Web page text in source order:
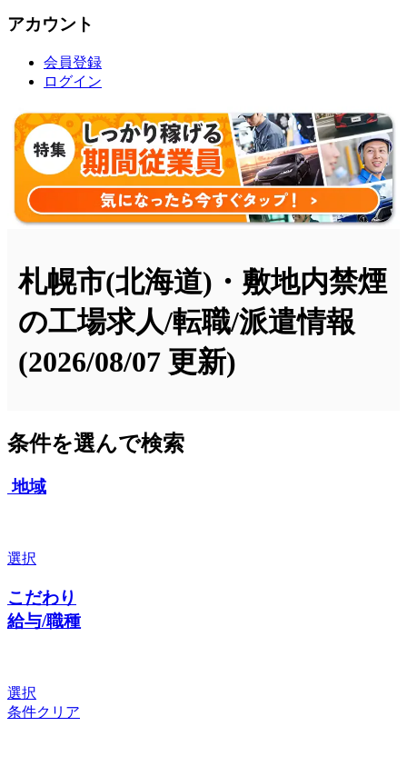
アカウント
会員登録
ログイン
札幌市(北海道)・敷地内禁煙
の工場求人/転職/派遣情報
(2026/08/07 更新)
条件を選んで検索
地域
選択
こだわり
給与/職種
選択
条件クリア